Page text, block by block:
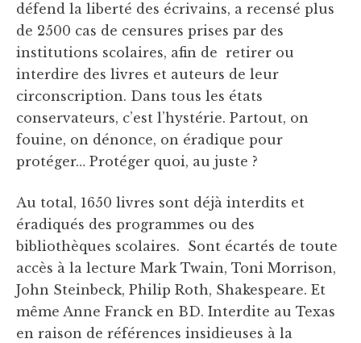
défend la liberté des écrivains, a recensé plus
de 2500 cas de censures prises par des
institutions scolaires, afin de retirer ou
interdire des livres et auteurs de leur
circonscription. Dans tous les états
conservateurs, c’est l’hystérie. Partout, on
fouine, on dénonce, on éradique pour
protéger… Protéger quoi, au juste ?
Au total, 1650 livres sont déjà interdits et
éradiqués des programmes ou des
bibliothèques scolaires. Sont écartés de toute
accès à la lecture Mark Twain, Toni Morrison,
John Steinbeck, Philip Roth, Shakespeare. Et
même Anne Franck en BD. Interdite au Texas
en raison de références insidieuses à la